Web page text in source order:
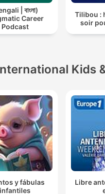
| বাংলা)
Career
Podcast
Tilibou :
soir
Kids
y fábulas
Libre